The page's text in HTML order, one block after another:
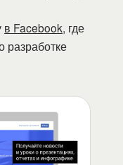
в Facebook, где
разработке